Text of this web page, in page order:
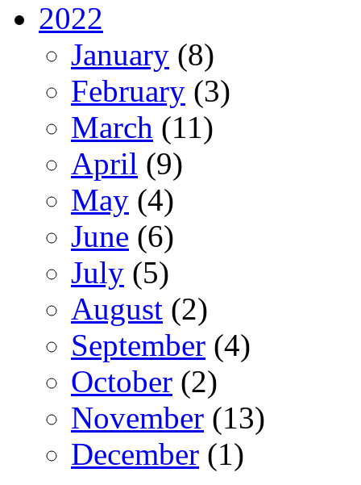
2022
January (8)
February (3)
March (11)
April (9)
May (4)
June (6)
July (5)
August (2)
September (4)
October (2)
November (13)
December (1)